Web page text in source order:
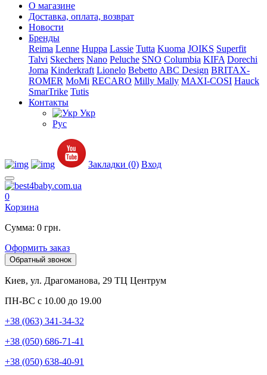
О магазине
Доставка, оплата, возврат
Новости
Бренды
Reima Lenne Huppa Lassie Tutta Kuoma JOIKS Superfit
Talvi Skechers Nano Peluche SNO Columbia KIFA Dorechi
Joma Kinderkraft Lionelo Bebetto ABC Design BRITAX-
ROMER MoMi RECARO Milly Mally MAXI-COSI Hauck
SmarTrike Tutis
Контакты
Укр
Рус
Закладки (0) Вход
0
Корзина
Сумма: 0 грн.
Оформить заказ
Обратный звонок
Киев, ул. Драгоманова, 29 ТЦ Центрум
ПН-ВС с 10.00 до 19.00
+38 (063) 341-34-32
+38 (050) 686-71-41
+38 (050) 638-40-91